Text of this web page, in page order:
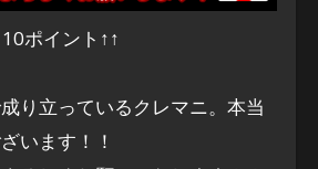
ポイント↑↑
り立っているクレマニ。本当
います！！